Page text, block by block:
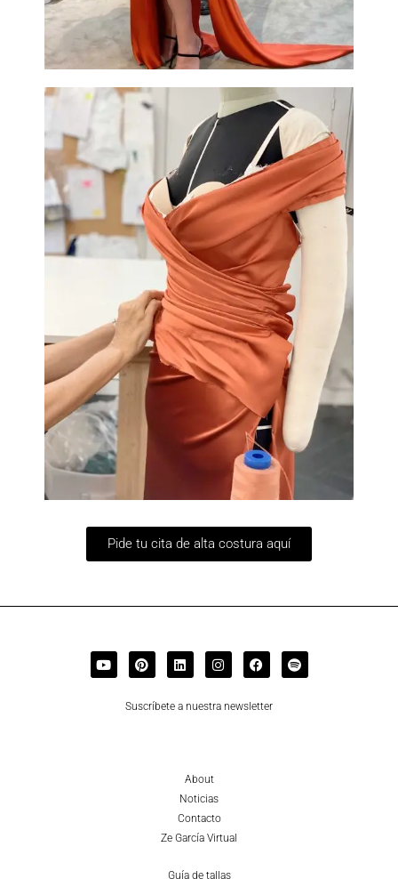
Pide tu cita de alta costura aquí
Suscríbete a nuestra newsletter
About
Noticias
Contacto
Ze García Virtual
Guía de tallas